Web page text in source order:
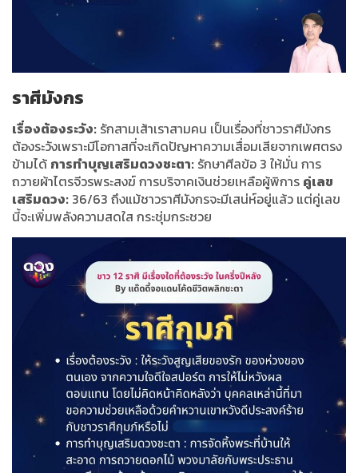
ราศีมังกร
เรื่องต้องระวัง: รักสามเส้าเราสามคน เป็นเรื่องที่ชาวราศีมังกร
ต้องระวังเพราะมีโอกาสที่จะเกิดปัญหาความเสื่อมเสียจากเพศตรง
ข้ามได้ การทำบุญเสริมดวงชะตา: รักษาศีลข้อ 3 ให้มั่น การ
ถวายผ้าไตรจีวรพระสงฆ์ การบริจาคเงินช่วยเหลือผู้พิการ คู่เลข
เสริมดวง: 36/63 ถึงแม้ชาวราศีมังกรจะมีเสน่ห์อยู่แล้ว แต่คู่เลข
นี้จะเพิ่มพลังความสดใส กระชุ่มกระชวย